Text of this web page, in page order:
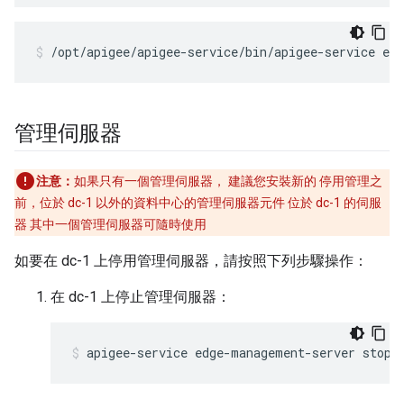
/opt/apigee/apigee-service/bin/apigee-service
管理伺服器
注意： 如果只有一個管理伺服器， 建議您安裝新的 停用管理之
前，位於 dc-1 以外的資料中心的管理伺服器元件 位於 dc-1 的伺服
器 其中一個管理伺服器可隨時使用
如要在 dc-1 上停用管理伺服器，請按照下列步驟操作：
在 dc-1 上停止管理伺服器：
apigee-service edge-management-server stop